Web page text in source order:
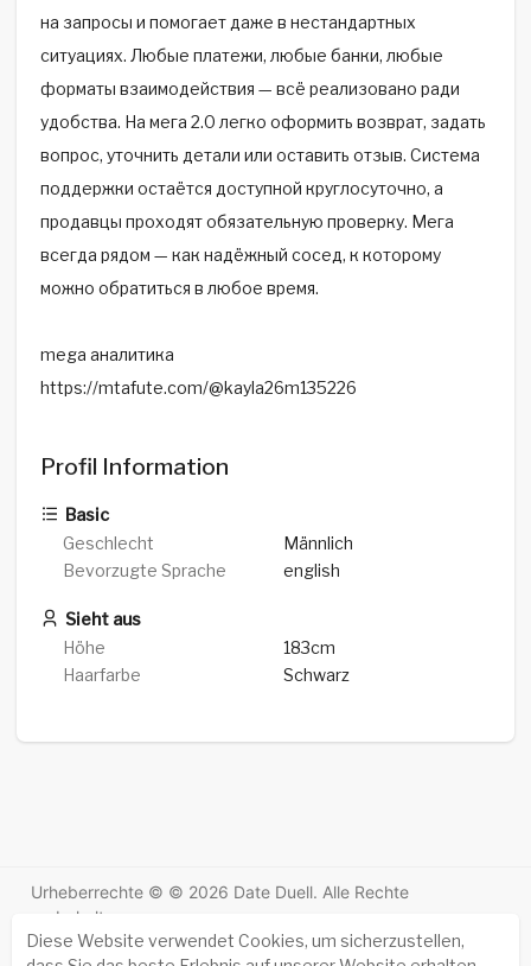
Diese Website verwendet Cookies, um sicherzustellen,
на запросы и помогает даже в нестандартных
ситуациях. Любые платежи, любые банки, любые
форматы взаимодействия — всё реализовано ради
удобства. На мега 2.0 легко оформить возврат, задать
вопрос, уточнить детали или оставить отзыв. Система
поддержки остаётся доступной круглосуточно, а
продавцы проходят обязательную проверку. Мега
всегда рядом — как надёжный сосед, к которому
можно обратиться в любое время.
mega аналитика
https://mtafute.com/@kayla26m135226
Profil Information
Basic
Geschlecht
Männlich
Bevorzugte Sprache
english
Sieht aus
Höhe
183cm
Haarfarbe
Schwarz
Urheberrechte © © 2026 Date Duell. Alle Rechte
vorbehalten.
Erfolgsgeschichten - Über uns -Bedingungen -